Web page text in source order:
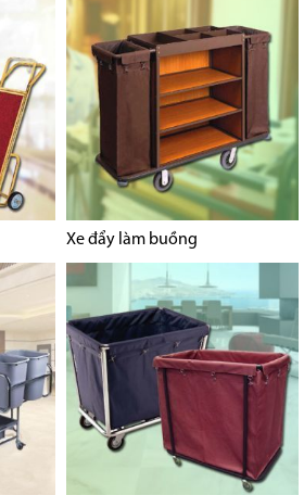
Xe đẩy làm buồng